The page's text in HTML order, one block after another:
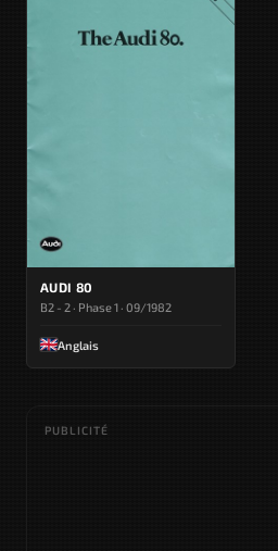
AUDI 80
B2 - 2 · Phase 1 · 09/1982
Anglais
PUBLICITÉ